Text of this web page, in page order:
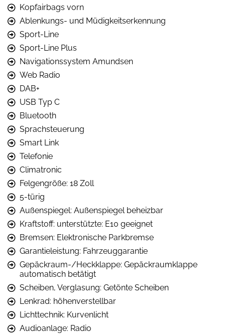
Kopfairbags vorn
Ablenkungs- und Müdigkeitserkennung
Sport-Line
Sport-Line Plus
Navigationssystem Amundsen
Web Radio
DAB+
USB Typ C
Bluetooth
Sprachsteuerung
Smart Link
Telefonie
Climatronic
Felgengröße: 18 Zoll
5-türig
Außenspiegel: Außenspiegel beheizbar
Kraftstoff: unterstützte: E10 geeignet
Bremsen: Elektronische Parkbremse
Garantieleistung: Fahrzeuggarantie
Gepäckraum-/Heckklappe: Gepäckraumklappe
automatisch betätigt
Scheiben, Verglasung: Getönte Scheiben
Lenkrad: höhenverstellbar
Lichttechnik: Kurvenlicht
Audioanlage: Radio